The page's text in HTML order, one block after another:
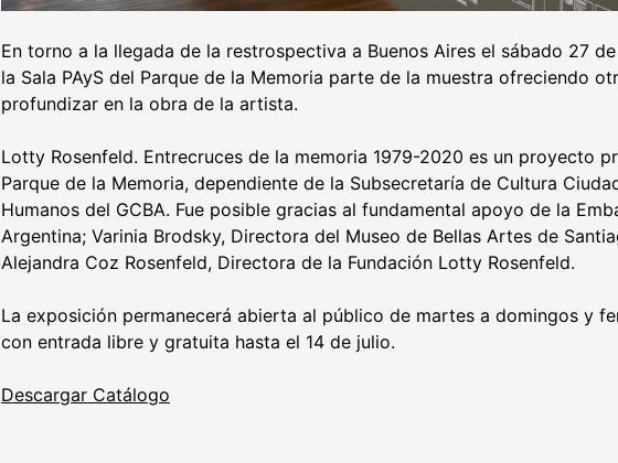
En torno a la llegada de la restrospectiva a Buenos Aires el sábado 27
la Sala PAyS del Parque de la Memoria parte de la muestra ofreciendo
profundizar en la obra de la artista.
Lotty Rosenfeld. Entrecruces de la memoria 1979-2020 es un proyecto
Parque de la Memoria, dependiente de la Subsecretaría de Cultura
Humanos del GCBA. Fue posible gracias al fundamental apoyo de la
Argentina; Varinia Brodsky, Directora del Museo de Bellas Artes de
Alejandra Coz Rosenfeld, Directora de la Fundación Lotty Rosenfeld.
La exposición permanecerá abierta al público de martes a domingos y
con entrada libre y gratuita hasta el 14 de julio.
Descargar Catálogo